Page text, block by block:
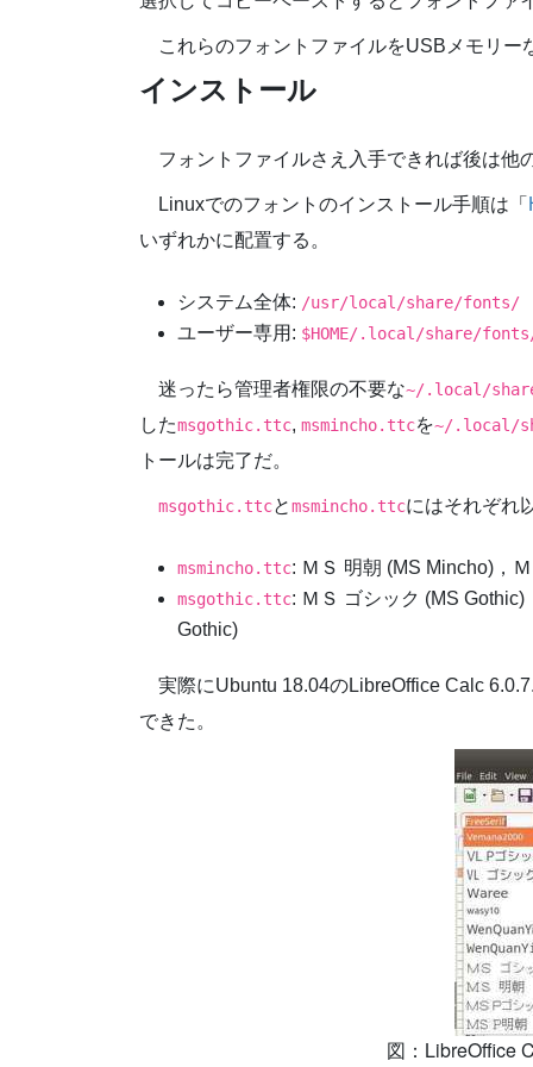
これらのフォントファイルをUSBメモリ
インストール
フォントファイルさえ入手できれば後は他
Linuxでのフォントのインストール手順は「
いずれかに配置する。
システム全体: /usr/local/share/fonts/
ユーザー専用: $HOME/.local/share/
迷ったら管理者権限の不要な~/.local/
したmsgothic.ttc, msmincho.ttcを~/.local/
トールは完了だ。
msgothic.ttcとmsmincho.ttcにはそれぞれ
msmincho.ttc: ＭＳ 明朝 (MS Mincho)，
msgothic.ttc: ＭＳ ゴシック (MS
Gothic)
実際にUbuntu 18.04のLibreOffice Calc
できた。
LibreOffice